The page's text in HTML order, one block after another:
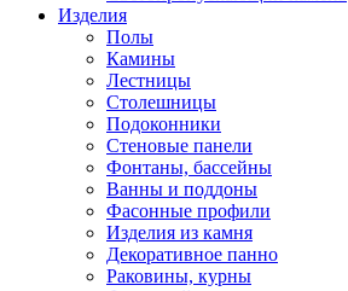
Изделия
Полы
Камины
Лестницы
Столешницы
Подоконники
Стеновые панели
Фонтаны, бассейны
Ванны и поддоны
Фасонные профили
Изделия из камня
Декоративное панно
Раковины, курны